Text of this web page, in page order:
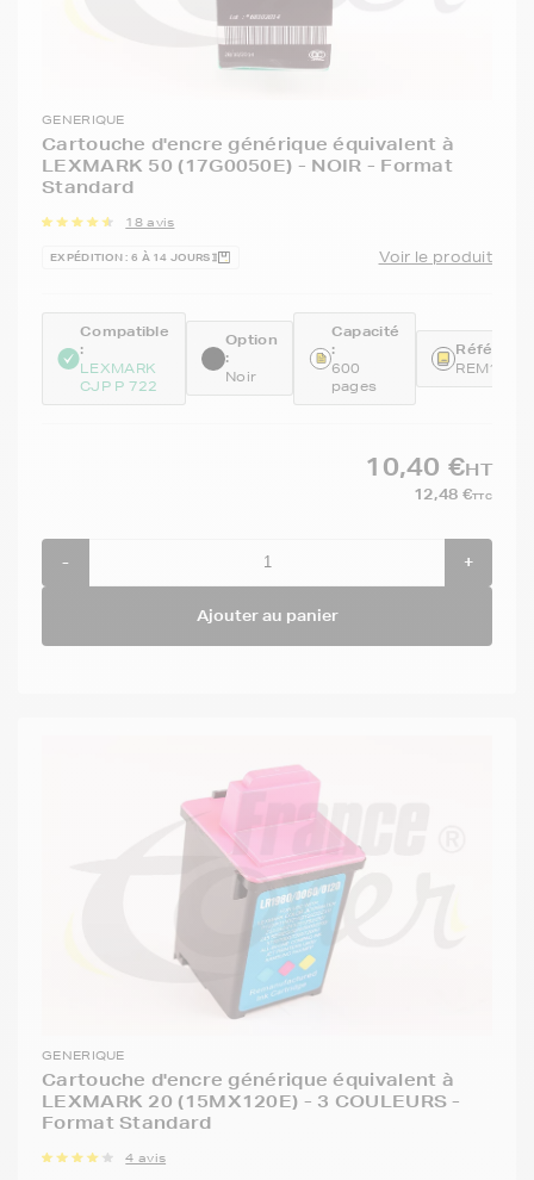
GENERIQUE
Cartouche d'encre générique équivalent à
LEXMARK 50 (17G0050E) - NOIR - Format
Standard
18 avis
EXPÉDITION : 6 À 14 JOURS Voir le produit
Compatible
:
LEXMARK
CJP P 722
Option
:
Noir
Capacité
:
600
pages
10,40 €HT
12,48 €TTC
- +
Ajouter au panier
GENERIQUE
Cartouche d'encre générique équivalent à
LEXMARK 20 (15MX120E) - 3 COULEURS -
Format Standard
4 avis